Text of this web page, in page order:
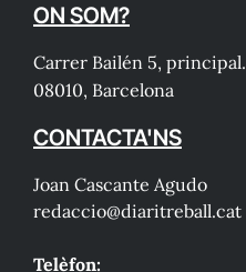
ON SOM?
Carrer Bailén 5, principal.
08010, Barcelona
CONTACTA'NS
Joan Cascante Agudo
redaccio@diaritreball.cat
Telèfon: